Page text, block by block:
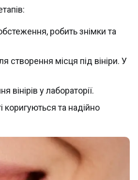
робить знімки та
створення місця під вініри. У
вінірів у лабораторії.
коригуються та надійно